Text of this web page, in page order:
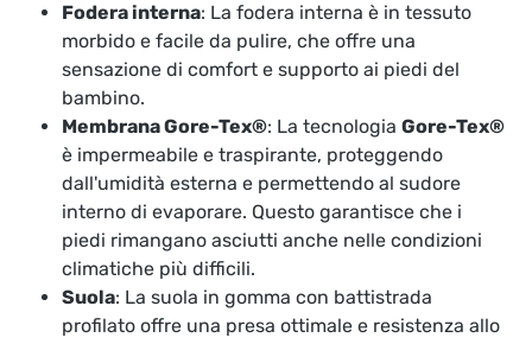
Fodera interna: La fodera interna è in tessuto
morbido e facile da pulire, che offre una
sensazione di comfort e supporto ai piedi del
bambino.
Membrana Gore-Tex®: La tecnologia Gore-Tex®
è impermeabile e traspirante, proteggendo
dall'umidità esterna e permettendo al sudore
interno di evaporare. Questo garantisce che i
piedi rimangano asciutti anche nelle condizioni
climatiche più difficili.
Suola: La suola in gomma con battistrada
profilato offre una presa ottimale e resistenza allo